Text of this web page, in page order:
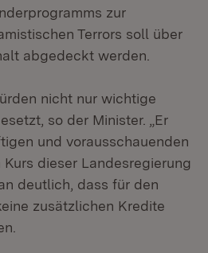
zur
Terrors soll über
abgedeckt werden.
nicht nur wichtige
so der Minister. „Er
und vorausschauenden
dieser Landesregierung
deutlich, dass für den
zusätzlichen Kredite